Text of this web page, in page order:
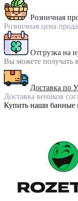
Розничная
Розничная цена
Отгрузка на
Вы можете получать
Доставка по
Доставка веников
Купить наши банные